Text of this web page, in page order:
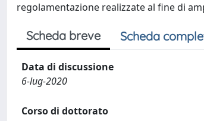
regolamentazione realizzate al fine di
Scheda breve Scheda
Data di discussione
6-lug-2020
Corso di dottorato